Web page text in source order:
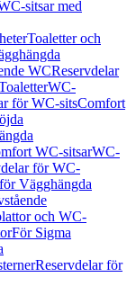
sitsar med
Toaletter och
WCReservdelar
WC-
för WC-sitsComfort
WC-sitsarWC-
för WC-
Vägghängda
och WC-
För Sigma
Reservdelar för